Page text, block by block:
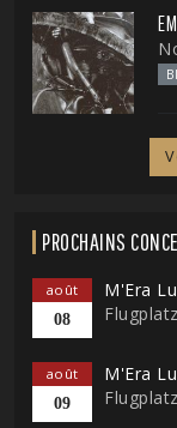
PROCHAINS
août
08
M'Era
août
09
M'Era